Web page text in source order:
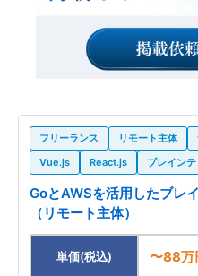
フリーランス リモート主体
Vue.js
React.js ブレインテ
GoとAWSを活用したブレ
（リモート主体）
単価(税込) 〜88万